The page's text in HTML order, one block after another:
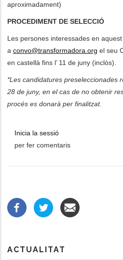
aproximadament)
PROCEDIMENT DE SELECCIÓ
Les persones interessades en
a convo@transformadora.org el seu
en castellà fins l’ 11 de juny (inclòs).
*Les candidatures preseleccionades
28 de juny, en el cas de no obtenir
procés es donarà per finalitzat.
Inicia la sessió
per fer comentaris
ACTUALITAT